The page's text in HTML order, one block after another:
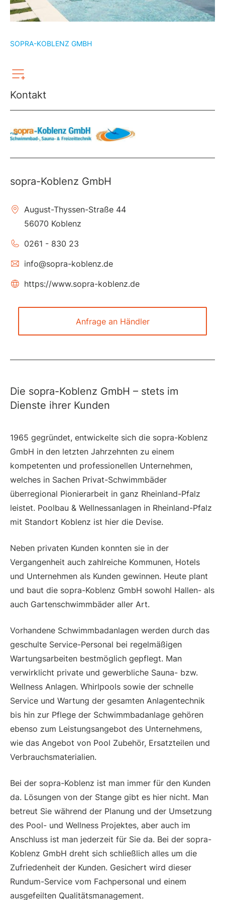
SOPRA-KOBLENZ GMBH
Kontakt
sopra-Koblenz GmbH
August-Thyssen-Straße 44
56070 Koblenz
0261 - 830 23
info@sopra-koblenz.de
https://www.sopra-koblenz.de
Anfrage an Händler
Die sopra-Koblenz GmbH – stets im
Dienste ihrer Kunden
1965 gegründet, entwickelte sich die sopra-Koblenz
GmbH in den letzten Jahrzehnten zu einem
kompetenten und professionellen Unternehmen,
welches in Sachen Privat-Schwimmbäder
überregional Pionierarbeit in ganz Rheinland-Pfalz
leistet. Poolbau & Wellnessanlagen in Rheinland-Pfalz
mit Standort Koblenz ist hier die Devise.
Neben privaten Kunden konnten sie in der
Vergangenheit auch zahlreiche Kommunen, Hotels
und Unternehmen als Kunden gewinnen. Heute plant
und baut die sopra-Koblenz GmbH sowohl Hallen- als
auch Gartenschwimmbäder aller Art.
Vorhandene Schwimmbadanlagen werden durch das
geschulte Service-Personal bei regelmäßigen
Wartungsarbeiten bestmöglich gepflegt. Man
verwirklicht private und gewerbliche Sauna- bzw.
Wellness Anlagen. Whirlpools sowie der schnelle
Service und Wartung der gesamten Anlagentechnik
bis hin zur Pflege der Schwimmbadanlage gehören
ebenso zum Leistungsangebot des Unternehmens,
wie das Angebot von Pool Zubehör, Ersatzteilen und
Verbrauchsmaterialien.
Bei der sopra-Koblenz ist man immer für den Kunden
da. Lösungen von der Stange gibt es hier nicht. Man
betreut Sie während der Planung und der Umsetzung
des Pool- und Wellness Projektes, aber auch im
Anschluss ist man jederzeit für Sie da. Bei der sopra-
Koblenz GmbH dreht sich schließlich alles um die
Zufriedenheit der Kunden. Gesichert wird dieser
Rundum-Service vom Fachpersonal und einem
ausgefeilten Qualitätsmanagement.